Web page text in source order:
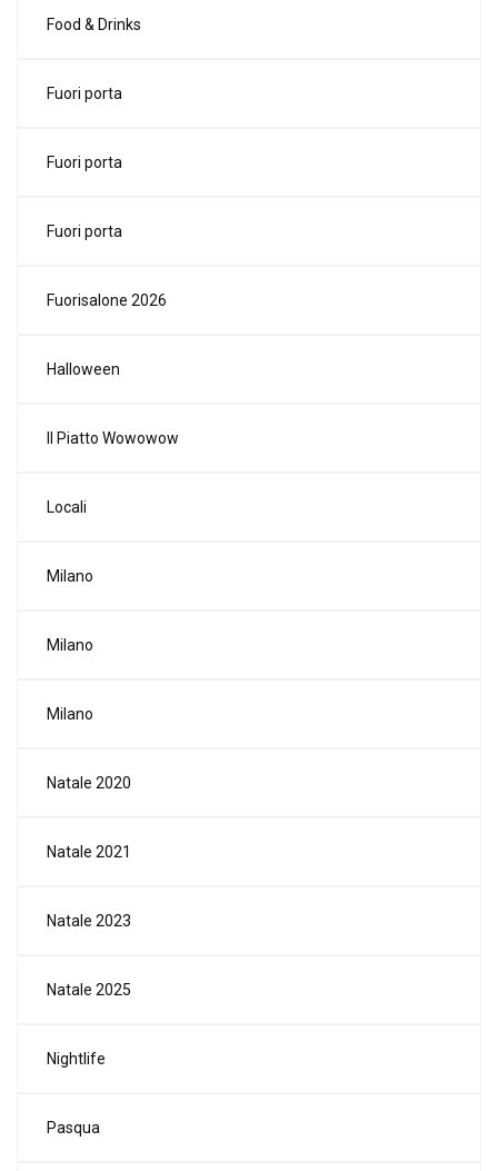
Food & Drinks
Fuori porta
Fuori porta
Fuori porta
Fuorisalone 2026
Halloween
Il Piatto Wowowow
Locali
Milano
Milano
Milano
Natale 2020
Natale 2021
Natale 2023
Natale 2025
Nightlife
Pasqua